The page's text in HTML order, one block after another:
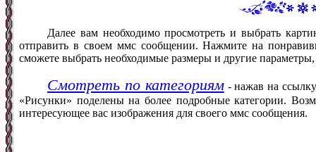
Далее вам необходимо просмотреть и выбрать
отправить в своем ммс сообщении. Нажмите на
сможете выбрать необходимые размеры и другие
Смотреть по категориям- нажав на
«Рисунки» поделены на более подробные категории.
интересующее вас изображения для своего ммс сообщения.